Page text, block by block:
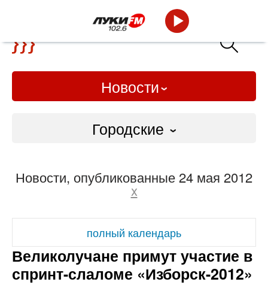
Новости
Городские
Слово Дело
Народные
ВТРК
Новости, опубликованные 24 мая 2012
x
полный календарь
Великолучане примут участие в
спринт-слаломе «Изборск-2012»